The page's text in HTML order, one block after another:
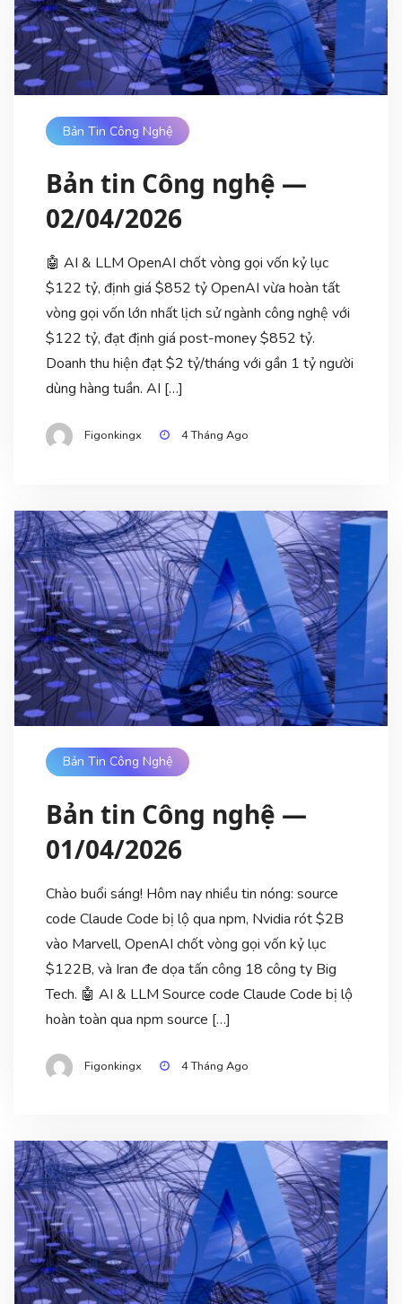
Bản Tin Công Nghệ
Bản tin Công nghệ —
02/04/2026
🤖 AI & LLM OpenAI chốt vòng gọi vốn kỷ lục
$122 tỷ, định giá $852 tỷ OpenAI vừa hoàn tất
vòng gọi vốn lớn nhất lịch sử ngành công nghệ với
$122 tỷ, đạt định giá post-money $852 tỷ.
Doanh thu hiện đạt $2 tỷ/tháng với gần 1 tỷ người
dùng hàng tuần. AI […]
Figonkingx 4 Tháng Ago
Bản Tin Công Nghệ
Bản tin Công nghệ —
01/04/2026
Chào buổi sáng! Hôm nay nhiều tin nóng: source
code Claude Code bị lộ qua npm, Nvidia rót $2B
vào Marvell, OpenAI chốt vòng gọi vốn kỷ lục
$122B, và Iran đe dọa tấn công 18 công ty Big
Tech. 🤖 AI & LLM Source code Claude Code bị lộ
hoàn toàn qua npm source […]
Figonkingx 4 Tháng Ago